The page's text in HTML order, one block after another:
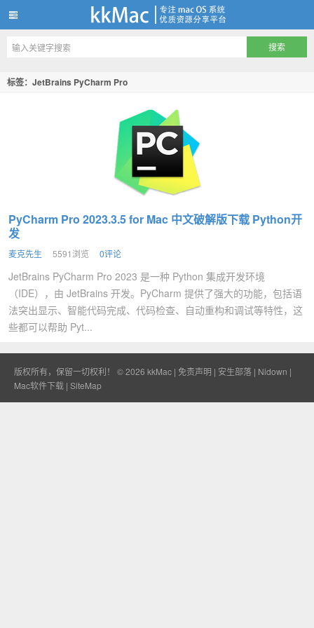
kkMac
标签：JetBrains PyCharm Pro
PyCharm Pro 2023.3.5 for Mac 中文破解版下载 Python开
发
麦克先生 5591浏览 0评论
JetBrains PyCharm Pro 2023 是一种 Python 集成开发环境
（IDE），由 JetBrains 开发。PyCharm 提供了强大的功能，包括语
法突出显示、智能代码完成、代码检查、自动重构和调试等特性，这
些都可以帮助 Pyt...
版权所有，保留一切权利！ © 2026 kkMac | 免责声明 | 安生部落 | Nidown |
Mac软件下载 | SiteMap